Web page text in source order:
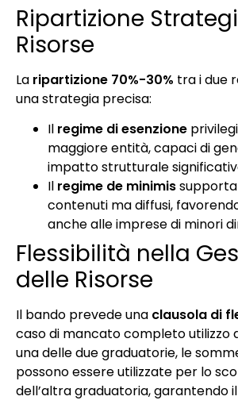
Ripartizione
Risorse
La ripartizione 70%-30% tra i due
una strategia precisa:
Il regime di esenzione
maggiore entità, capaci di
impatto strutturale
Il regime de minimis
contenuti ma diffusi,
anche alle imprese di minori
Flessibilità nella
delle Risorse
Il bando prevede una clausola di
caso di mancato completo utilizzo
una delle due graduatorie, le
possono essere utilizzate per lo
dell’altra graduatoria, garantendo